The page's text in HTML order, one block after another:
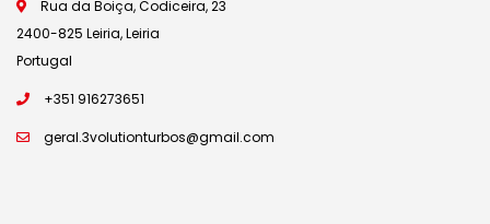
Rua da Boiça, Codiceira, 23
2400-825 Leiria, Leiria
Portugal
+351 916273651
geral.3volutionturbos@gmail.com